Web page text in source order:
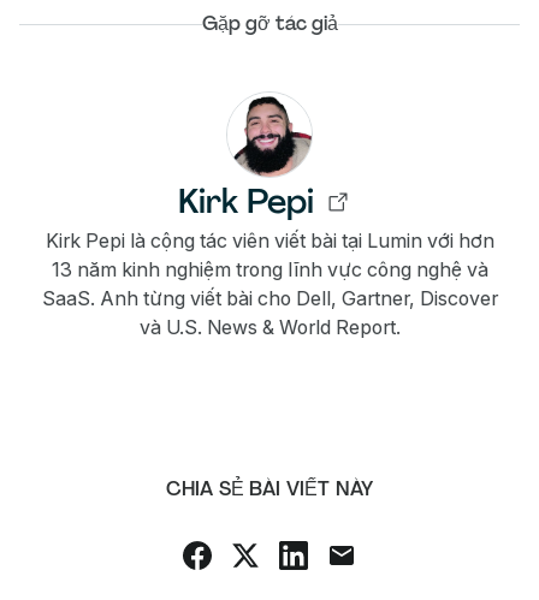
Gặp gỡ tác giả
Kirk Pepi
Kirk Pepi là cộng tác viên viết bài tại Lumin với hơn
13 năm kinh nghiệm trong lĩnh vực công nghệ và
SaaS. Anh từng viết bài cho Dell, Gartner, Discover
và U.S. News & World Report.
CHIA SẺ BÀI VIẾT NÀY